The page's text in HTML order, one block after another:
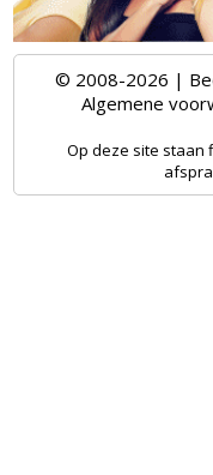
© 2008-2026 |
Algemene
Op deze site staan